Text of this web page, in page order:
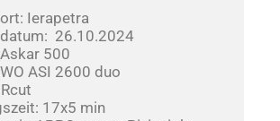
Ierapetra
26.10.2024
500
ASI 2600 duo
17x5 min